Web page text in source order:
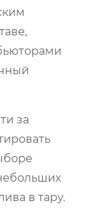
за
в тару.